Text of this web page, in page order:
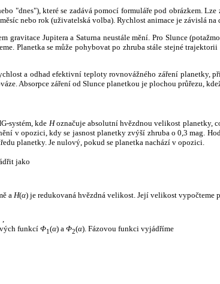
"dnes"), které se zadává pomocí formuláře pod obrázkem.
nebo rok (uživatelská volba). Rychlost animace je závislá
gravitace Jupitera a Saturna neustále mění. Pro Slunce
Planetka se může pohybovat po zhruba stále stejné
a odhad efektivní teploty rovnovážného záření planetky,
Absorpce záření od Slunce planetkou je plochou průřezu,
systém, kde Hoznačuje absolutní hvězdnou velikost planetky,
v opozici, kdy se jasnost planetky zvýší zhruba o 0,3 mag.
planetky. Je nulový, pokud se planetka nachází v opozici.
jako
aH(α) je redukovaná hvězdná velikost. Její velikost vypočteme
,
funkcíΦ1(α) a Φ2(α). Fázovou funkci vyjádříme